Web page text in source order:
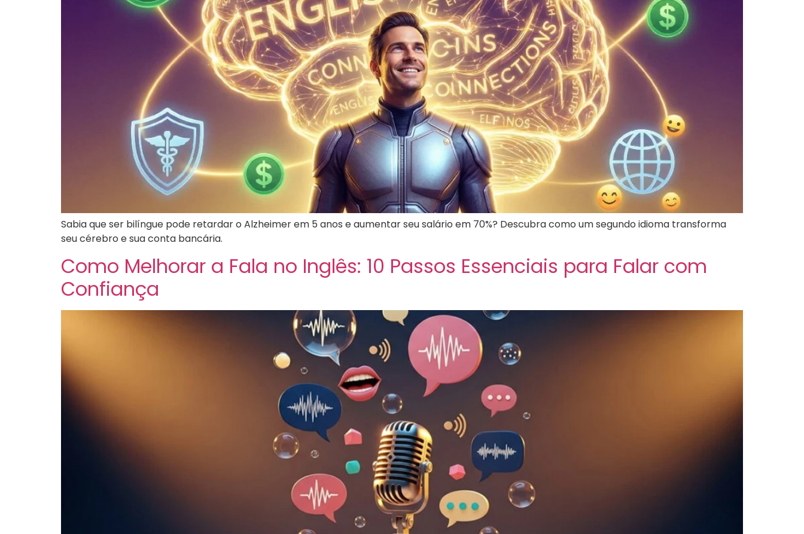
Sabia que ser bilíngue pode retardar o Alzheimer em 5 anos e aumentar seu salário em 70%? Descubra como um segundo idioma transforma
seu cérebro e sua conta bancária.
Como Melhorar a Fala no Inglês: 10 Passos Essenciais para Falar com
Confiança